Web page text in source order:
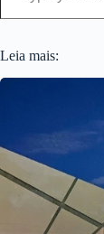
Leia mais: